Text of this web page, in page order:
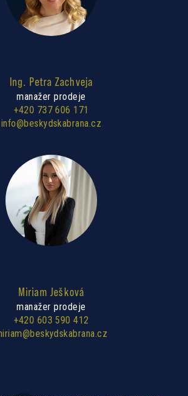
Ing. Petra Zachveja
manažer prodeje
+420 737 606 171
info@beskydskabrana.cz
Miriam Ješková
manažer prodeje
+420 603 590 412